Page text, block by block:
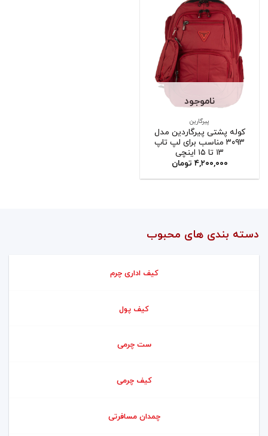
ناموجود
پیرگارین
کوله پشتی پیرگاردین مدل
۳۰۹۳ مناسب برای لپ تاپ
۱۳ تا ۱۵ اینچی
۴,۲۰۰,۰۰۰ تومان
دسته بندی های محبوب
کیف اداری چرم
کیف پول
ست چرمی
کیف چرمی
چمدان مسافرتی